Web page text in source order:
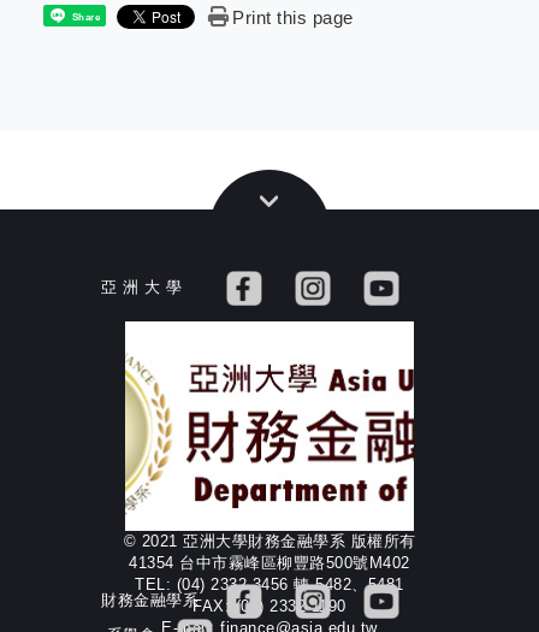
Share Print this page
亞 洲 大 學
© 2021 亞洲大學財務金融學系 版權所有
41354 台中市霧峰區柳豐路500號M402
TEL: (04) 2332-3456 轉 5482、5481
FAX: (04) 2332-1190
E-mail: finance@asia.edu.tw
財務金融學系